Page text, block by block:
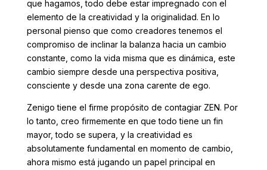
que hagamos, todo debe estar impregnado con el
elemento de la creatividad y la originalidad. En lo
personal pienso que como creadores tenemos el
compromiso de inclinar la balanza hacia un cambio
constante, como la vida misma que es dinámica, este
cambio siempre desde una perspectiva positiva,
consciente y desde una zona carente de ego.
Zenigo tiene el firme propósito de contagiar ZEN. Por
lo tanto, creo firmemente en que todo tiene un fin
mayor, todo se supera, y la creatividad es
absolutamente fundamental en momento de cambio,
ahora mismo está jugando un papel principal en